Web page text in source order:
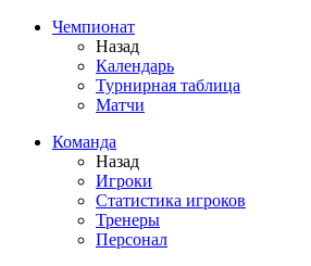
Чемпионат
Назад
Календарь
Турнирная таблица
Матчи
Команда
Назад
Игроки
Статистика игроков
Тренеры
Персонал